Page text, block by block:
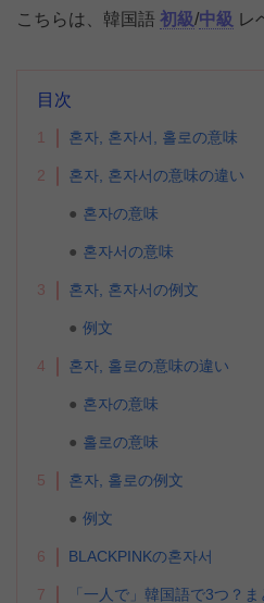
こちらは、韓国語 初級/中級 レ
目次
1 혼자, 혼자서, 홀로の意味
2 혼자, 혼자서の意味の違い
혼자の意味
혼자서の意味
3 혼자, 혼자서の例文
例文
4 혼자, 홀로の意味の違い
혼자の意味
홀로の意味
5 혼자, 홀로の例文
例文
6 BLACKPINKの혼자서
7 「一人で」韓国語で3つ？ま